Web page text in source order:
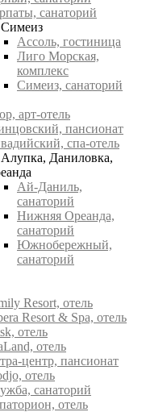
санаторий
Симеиз
Ассоль, гостиница
Лиго Морская,
комплекс
Симеиз, санаторий
арт-отель
пансионат
спа-отель
Алупка, Даниловка,
Ай-Даниль,
санаторий
Нижняя Ореанда,
санаторий
Южнобережный,
санаторий
Resort, отель
Resort & Spa, отель
отель
отель
центр, пансионат
отель
санаторий
отель